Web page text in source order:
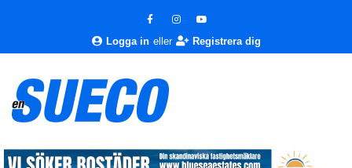
Logga in eller Registrera dig